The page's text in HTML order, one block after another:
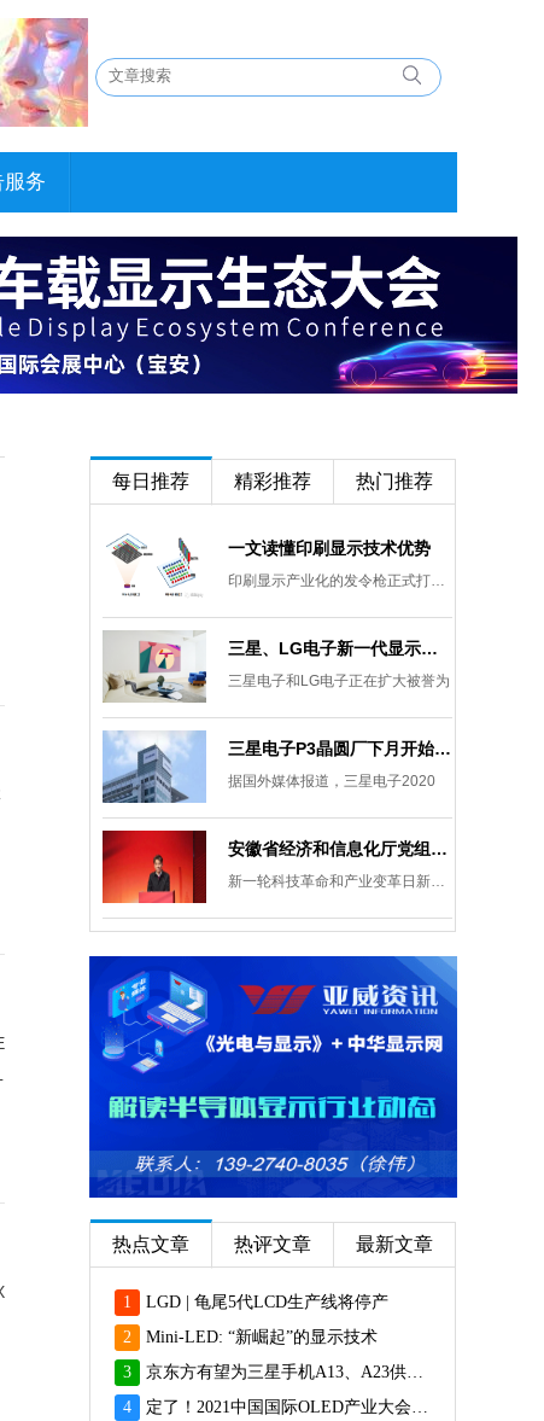
服务
每日推荐 精彩推荐 热门推荐
一文读懂印刷显示技术优势
印刷显示产业化的发令枪正式打响。
三星、LG电子新一代显示发展目标：集中扩大Micro LED 应用产品线
三星电子和LG电子正在扩大被誉为
三星电子P3晶圆厂下月开始安装设备，计划下半年建成
据国外媒体报道，三星电子2020
安徽省经济和信息化厅党组成员、副厅长柯文斌：掌握显示技术发展主动权 打造新型显示产业制造集群
新一轮科技革命和产业变革日新月异
热点文章 热评文章 最新文章
1
LGD | 龟尾5代LCD生产线将停产
2
Mini-LED: “新崛起”的显示技术
3
京东方有望为三星手机A13、A23供应面板
4
定了！2021中国国际OLED产业大会12月重磅启幕